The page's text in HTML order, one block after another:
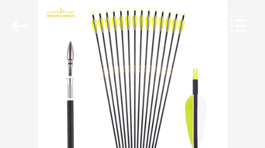
PRODUTOS